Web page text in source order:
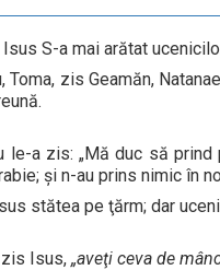
S-a mai arătat
Toma, zis Geamăn,
le-a zis: „Mă duc să prind
şi n-au prins nimic în
stătea pe ţărm; dar
Isus, „aveţi ceva de